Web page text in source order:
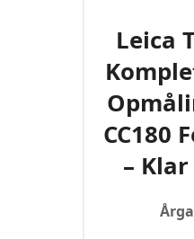
Leica
CC180
–